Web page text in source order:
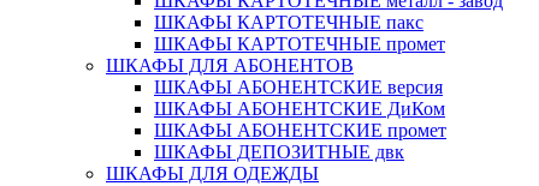
ШКАФЫ КАРТОТЕЧНЫЕ пакс
ШКАФЫ КАРТОТЕЧНЫЕ промет
ШКАФЫ ДЛЯ АБОНЕНТОВ
ШКАФЫ АБОНЕНТСКИЕ версия
ШКАФЫ АБОНЕНТСКИЕ ДиКом
ШКАФЫ АБОНЕНТСКИЕ промет
ШКАФЫ ДЕПОЗИТНЫЕ двк
ШКАФЫ ДЛЯ ОДЕЖДЫ